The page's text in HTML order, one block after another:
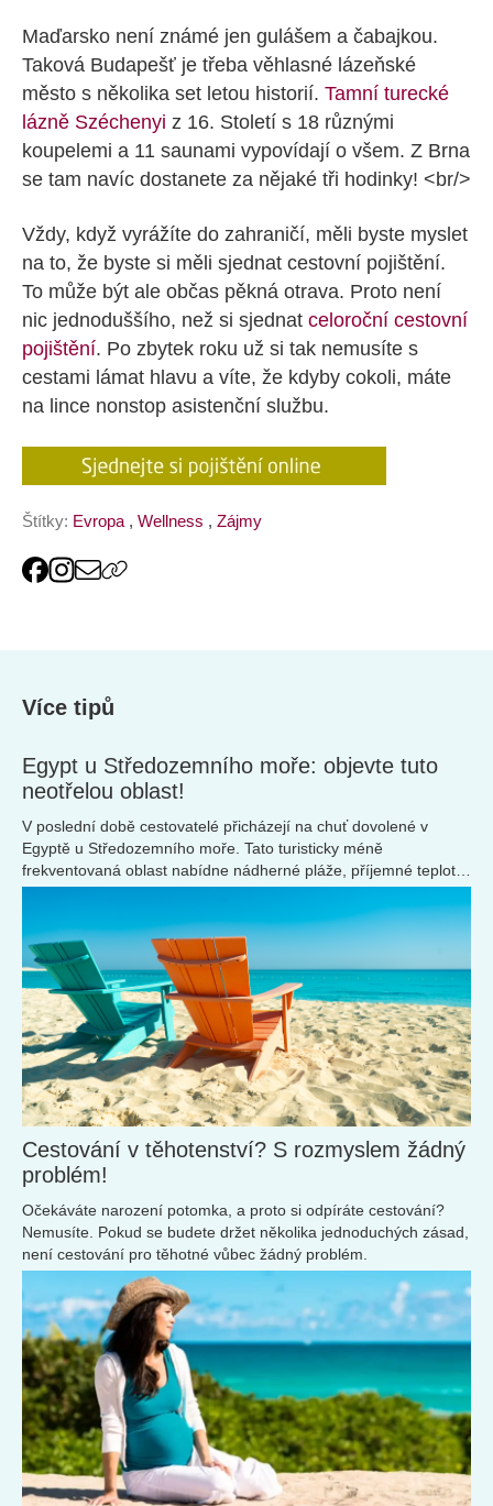
Maďarsko není známé jen gulášem a čabajkou.
Taková Budapešť je třeba věhlasné lázeňské
město s několika set letou historií. Tamní turecké
lázně Széchenyi z 16. Století s 18 různými
koupelemi a 11 saunami vypovídají o všem. Z Brna
se tam navíc dostanete za nějaké tři hodinky! <br/>
Vždy, když vyrážíte do zahraničí, měli byste myslet
na to, že byste si měli sjednat cestovní pojištění.
To může být ale občas pěkná otrava. Proto není
nic jednoduššího, než si sjednat celoroční cestovní
pojištění. Po zbytek roku už si tak nemusíte s
cestami lámat hlavu a víte, že kdyby cokoli, máte
na lince nonstop asistenční službu.
Štítky: Evropa , Wellness , Zájmy
Více tipů
Egypt u Středozemního moře: objevte tuto
neotřelou oblast!
V poslední době cestovatelé přicházejí na chuť dovolené v
Egyptě u Středozemního moře. Tato turisticky méně
frekventovaná oblast nabídne nádherné pláže, příjemné teploty
a mnoho dalšího!
Cestování v těhotenství? S rozmyslem žádný
problém!
Očekáváte narození potomka, a proto si odpíráte cestování?
Nemusíte. Pokud se budete držet několika jednoduchých zásad,
není cestování pro těhotné vůbec žádný problém.